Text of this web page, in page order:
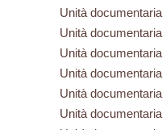
Unità documentaria
Unità documentaria
Unità documentaria
Unità documentaria
Unità documentaria
Unità documentaria